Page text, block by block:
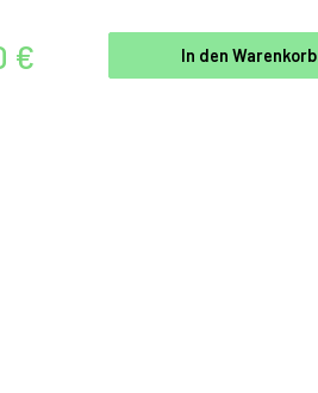
€ In den Warenkorb